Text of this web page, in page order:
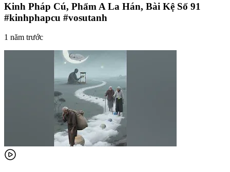
Kinh Pháp Cú, Phẩm A La Hán, Bài Kệ Số 91
#kinhphapcu #vosutanh
1 năm trước